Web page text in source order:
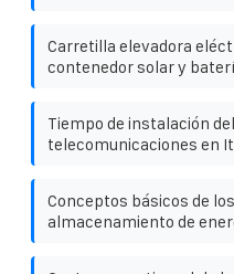
Carretilla elevadora
contenedor solar y
Tiempo de instalación
telecomunicaciones en
Conceptos básicos de
almacenamiento de